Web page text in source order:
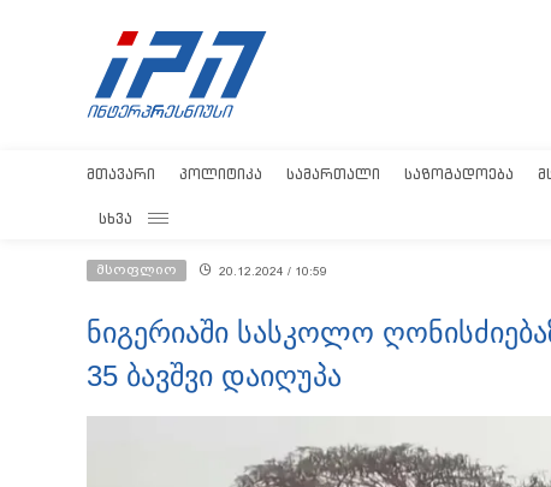
ᲛᲗᲐᲕᲐᲠᲘ ᲞᲝᲚᲘᲢᲘᲙᲐ ᲡᲐᲛᲐᲠᲗᲐᲚᲘ ᲡᲐᲖᲝᲒᲐᲓᲝᲔᲑᲐ
ᲡᲮᲕᲐ
მსოფლიო 20.12.2024 / 10:59
ნიგერიაში სასკოლო
35 ბავშვი დაიღუპა